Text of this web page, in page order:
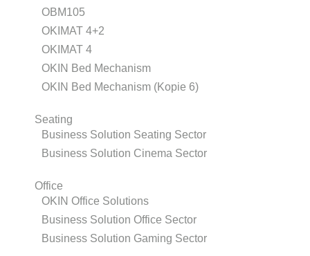
OBM105
OKIMAT 4+2
OKIMAT 4
OKIN Bed Mechanism
OKIN Bed Mechanism (Kopie 6)
Seating
Business Solution Seating Sector
Business Solution Cinema Sector
Office
OKIN Office Solutions
Business Solution Office Sector
Business Solution Gaming Sector